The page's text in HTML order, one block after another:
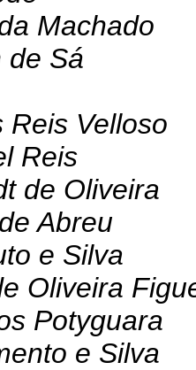
Machado
de Sá
Reis Velloso
Reis
de Oliveira
Abreu
e Silva
Oliveira
Potyguara
e Silva